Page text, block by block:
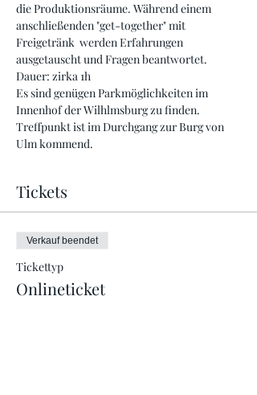
die Produktionsräume. Während einem
anschließenden "get-together" mit
Freigetränk  werden Erfahrungen
ausgetauscht und Fragen beantwortet.
Dauer: zirka 1h
Es sind genügen Parkmöglichkeiten im
Innenhof der Wilhlmsburg zu finden.
Treffpunkt ist im Durchgang zur Burg von
Ulm kommend.
Tickets
Verkauf beendet
Tickettyp
Onlineticket